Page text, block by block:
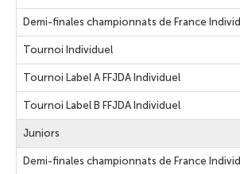
Demi-finales championnats de France
Tournoi Individuel
Tournoi Label A FFJDA Individuel
Tournoi Label B FFJDA Individuel
Juniors
Demi-finales championnats de France